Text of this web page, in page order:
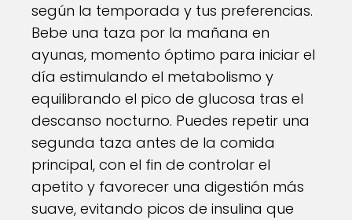
según la temporada y tus preferencias.
Bebe una taza por la mañana en
ayunas, momento óptimo para iniciar el
día estimulando el metabolismo y
equilibrando el pico de glucosa tras el
descanso nocturno. Puedes repetir una
segunda taza antes de la comida
principal, con el fin de controlar el
apetito y favorecer una digestión más
suave, evitando picos de insulina que